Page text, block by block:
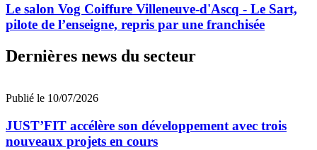
Le salon Vog Coiffure Villeneuve-d'Ascq - Le Sart,
pilote de l’enseigne, repris par une franchisée
Dernières news du secteur
Publié le 10/07/2026
JUST’FIT accélère son développement avec trois
nouveaux projets en cours